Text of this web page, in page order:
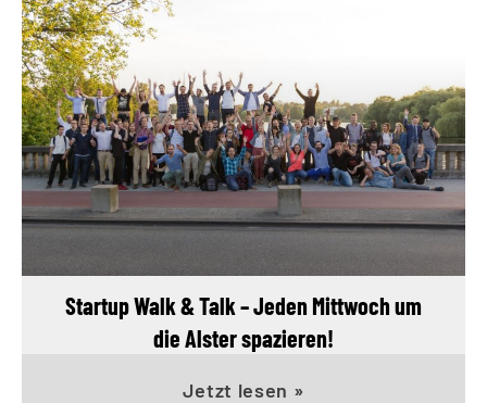
Startup Walk & Talk – Jeden Mittwoch um
die Alster spazieren!
Jetzt lesen »